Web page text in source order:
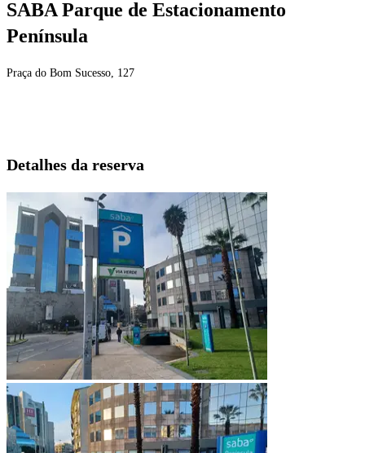
SABA Parque de Estacionamento
Península
Praça do Bom Sucesso, 127
Detalhes da reserva